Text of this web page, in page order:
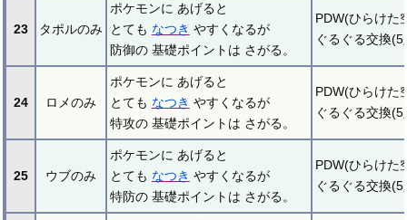
23 タポルのみ
ポケモンに あげると
とても なつき やすくなるが
防御の 基礎ポイントは さがる。
PDW(ひらけた
ぐるぐる交換(5
24 ロメのみ
ポケモンに あげると
とても なつき やすくなるが
特攻の 基礎ポイントは さがる。
PDW(ひらけた
ぐるぐる交換(5
25 ウブのみ
ポケモンに あげると
とても なつき やすくなるが
特防の 基礎ポイントは さがる。
PDW(ひらけた
ぐるぐる交換(5